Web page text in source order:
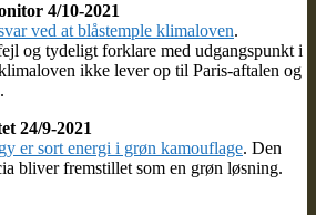
4/10-2021
ved at blåstemple klimaloven.
og tydeligt forklare med udgangspunkt i
ikke lever op til Paris-aftalen og
24/9-2021
er sort energi i grøn kamouflage. Den
bliver fremstillet som en grøn løsning.